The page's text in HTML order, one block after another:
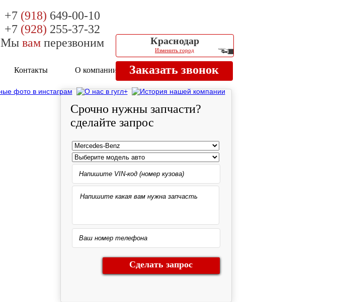
+7 (918) 649-00-10
+7 (928) 255-37-32
Мы вам перезвоним Краснодар
Изменить город
Заказать звонок
Срочно нужны запчасти?
сделайте запрос
Сделать запрос
Контакты О компании